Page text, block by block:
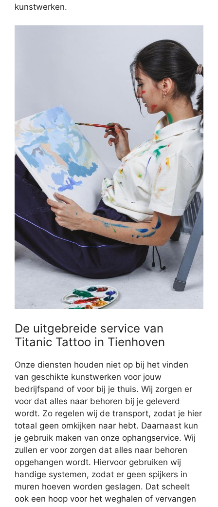
kunstwerken.
De uitgebreide service van
Titanic Tattoo in Tienhoven
Onze diensten houden niet op bij het vinden
van geschikte kunstwerken voor jouw
bedrijfspand of voor bij je thuis. Wij zorgen er
voor dat alles naar behoren bij je geleverd
wordt. Zo regelen wij de transport, zodat je hier
totaal geen omkijken naar hebt. Daarnaast kun
je gebruik maken van onze ophangservice. Wij
zullen er voor zorgen dat alles naar behoren
opgehangen wordt. Hiervoor gebruiken wij
handige systemen, zodat er geen spijkers in
muren hoeven worden geslagen. Dat scheelt
ook een hoop voor het weghalen of vervangen